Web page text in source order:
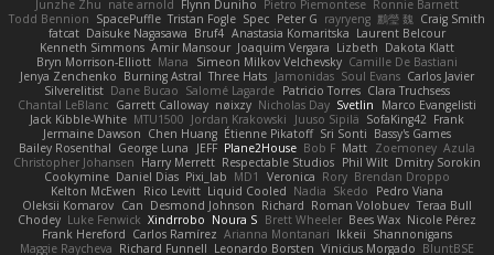
Junzhe Zhu nate arnold Flynn Duniho Pietro Piemontese Ronnie Barnett
Todd Bennion SpacePuffle Tristan Fogle Spec Peter G rayryeng 鸝瑩 魏 Craig Smith
fatcat Daisuke Nagasawa Bruf4 Anastasia Komaritska Laurent Belcour
Kenneth Simmons Amir Mansour Joaquim Vergara Lizbeth Dakota Klatt
Bryn Morrison-Elliott Mana Simeon Milkov Velchevsky Camille De Bastiani
Jenya Zenchenko Burning Astral Three Hats Jamonidas Soul Evans Carlos Javier
Silverelitist Dane Bucao Salomé Lagarde Patricio Torres Clara Truchsess
Chantal LeBlanc Garrett Calloway nøixzy Nicholas Day Svetlin
Marco Evangelisti
Jack Kibble-White MTU1500 Jordan Krakowski Juuso Sipilä SofaKing42 Frank
Jermaine Dawson Chen Huang Étienne Pikatoff Sri Sonti Bassy's Games
Bailey Rosenthal George Luna JEFF Plane2House Bob F Matt Zoemoney Azula
Christopher Johansen Harry Merrett Respectable Studios Phil Wilt Dmitry Sorokin
Cookymine Daniel Dias Pixi_lab MD1 Veronica Rory Brendan Droppo
Kelton McEwen
Rico Levitt Liquid Cooled Nadia Skedo
Pedro Viana
Oleksii Komarov Can Desmond Johnson Richard Roman Volobuev Teraa Bull
Chodey Luke Fenwick Xindrrobo Noura S Brett Wheeler Bees Wax Nicole Pérez
Frank Hereford Carlos Ramírez Arianna Montanari Ikkeii Shannonigans
Maggie Raycheva Richard Funnell Leonardo Borsten Vinicius Morgado BluntBSE